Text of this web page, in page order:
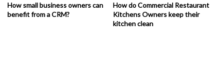
How small business owners can
benefit from a CRM?
How do Commercial Restaurant
Kitchens Owners keep their
kitchen clean